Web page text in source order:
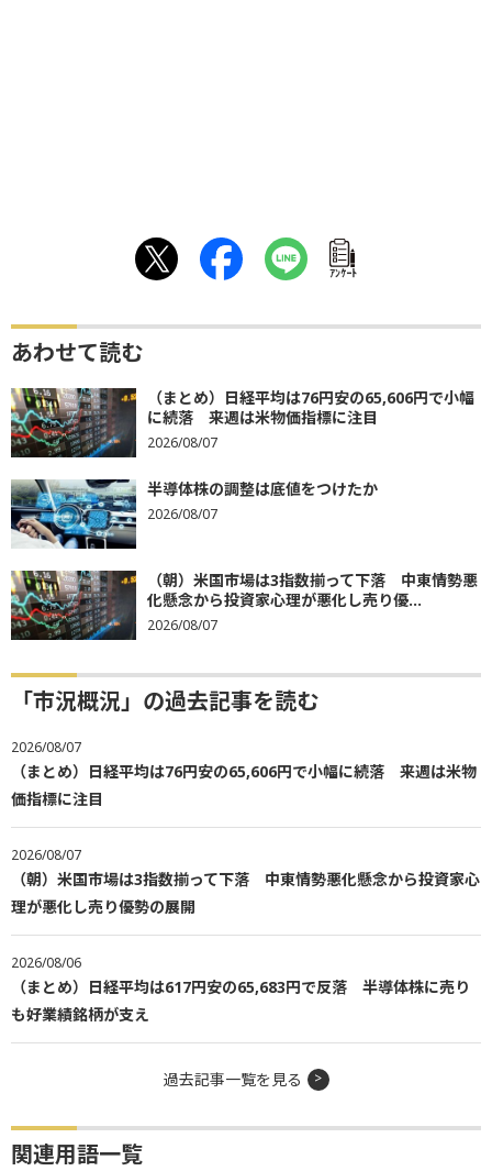
ｱﾝｹｰﾄ
あわせて読む
（まとめ）日経平均は76円安の65,606円で小幅
に続落 来週は米物価指標に注目
2026/08/07
半導体株の調整は底値をつけたか
2026/08/07
（朝）米国市場は3指数揃って下落 中東情勢悪
化懸念から投資家心理が悪化し売り優...
2026/08/07
「市況概況」の過去記事を読む
2026/08/07
（まとめ）日経平均は76円安の65,606円で小幅に続落 来週は米物
価指標に注目
2026/08/07
（朝）米国市場は3指数揃って下落 中東情勢悪化懸念から投資家心
理が悪化し売り優勢の展開
2026/08/06
（まとめ）日経平均は617円安の65,683円で反落 半導体株に売り
も好業績銘柄が支え
過去記事一覧を見る
関連用語一覧